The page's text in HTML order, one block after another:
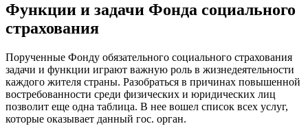
Функции и задачи Фонда социального
страхования
Порученные Фонду обязательного социального страхования
задачи и функции играют важную роль в жизнедеятельности
каждого жителя страны. Разобраться в причинах повышенной
востребованности среди физических и юридических лиц
позволит еще одна таблица. В нее вошел список всех услуг,
которые оказывает данный гос. орган.